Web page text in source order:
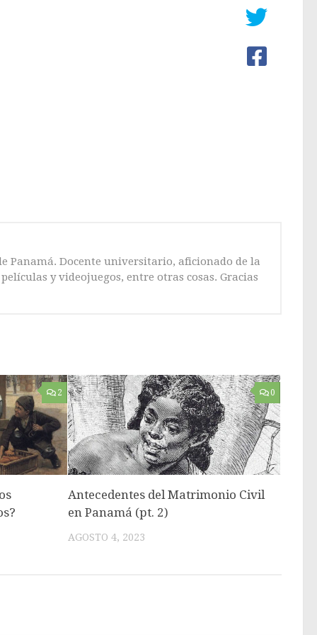
Panamá. Docente universitario, aficionado de la
y videojuegos, entre otras cosas. Gracias
2 0
Antecedentes del Matrimonio Civil
en Panamá (pt. 2)
AGOSTO 4, 2023